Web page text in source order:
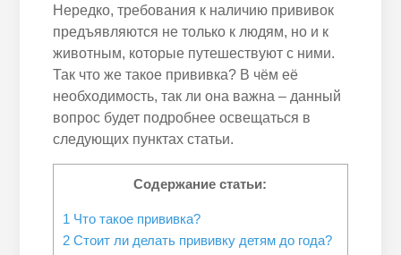
Нередко, требования к наличию прививок
предъявляются не только к людям, но и к
животным, которые путешествуют с ними.
Так что же такое прививка? В чём её
необходимость, так ли она важна – данный
вопрос будет подробнее освещаться в
следующих пунктах статьи.
Содержание статьи:
1 Что такое прививка?
2Стоит ли делать прививку детям до года?